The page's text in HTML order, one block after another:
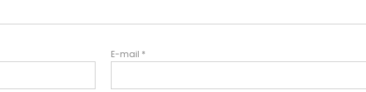
E-mail *